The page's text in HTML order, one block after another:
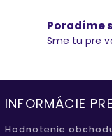
Poradíme
Sme tu pre
INFORMÁCIE
Hodnotenie